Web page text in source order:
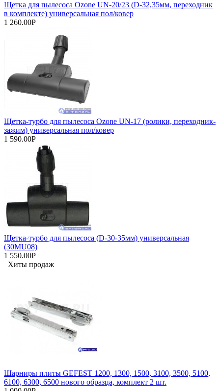
Щетка для пылесоса Ozone UN-20/23 (D-32,35мм, переходник
в комплекте) универсальная пол/ковер
1 260.00Р
Щетка-турбо для пылесоса Ozone UN-17 (ролики, переходник-
зажим) универсальная пол/ковер
1 590.00Р
Щетка-турбо для пылесоса (D-30-35мм) универсальная
(30MU08)
1 550.00Р
Хиты продаж
Шарниры плиты GEFEST 1200, 1300, 1500, 3100, 3500, 5100,
6100, 6300, 6500 нового образца, комплект 2 шт.